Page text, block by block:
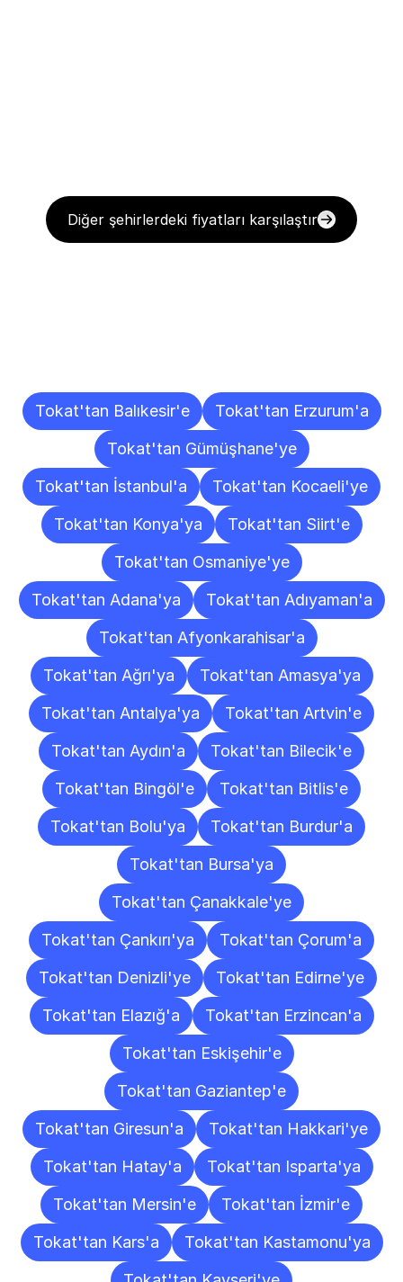
Diğer şehirlerdeki fiyatları karşılaştır
Tokat'tan Balıkesir'e
Tokat'tan Erzurum'a
Tokat'tan Gümüşhane'ye
Tokat'tan İstanbul'a
Tokat'tan Kocaeli'ye
Tokat'tan Konya'ya
Tokat'tan Siirt'e
Tokat'tan Osmaniye'ye
Tokat'tan Adana'ya
Tokat'tan Adıyaman'a
Tokat'tan Afyonkarahisar'a
Tokat'tan Ağrı'ya
Tokat'tan Amasya'ya
Tokat'tan Antalya'ya
Tokat'tan Artvin'e
Tokat'tan Aydın'a
Tokat'tan Bilecik'e
Tokat'tan Bingöl'e
Tokat'tan Bitlis'e
Tokat'tan Bolu'ya
Tokat'tan Burdur'a
Tokat'tan Bursa'ya
Tokat'tan Çanakkale'ye
Tokat'tan Çankırı'ya
Tokat'tan Çorum'a
Tokat'tan Denizli'ye
Tokat'tan Edirne'ye
Tokat'tan Elazığ'a
Tokat'tan Erzincan'a
Tokat'tan Eskişehir'e
Tokat'tan Gaziantep'e
Tokat'tan Giresun'a
Tokat'tan Hakkari'ye
Tokat'tan Hatay'a
Tokat'tan Isparta'ya
Tokat'tan Mersin'e
Tokat'tan İzmir'e
Tokat'tan Kars'a
Tokat'tan Kastamonu'ya